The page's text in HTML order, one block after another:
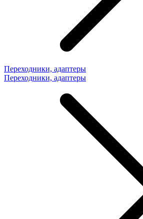
Переходники, адаптеры
Переходники, адаптеры